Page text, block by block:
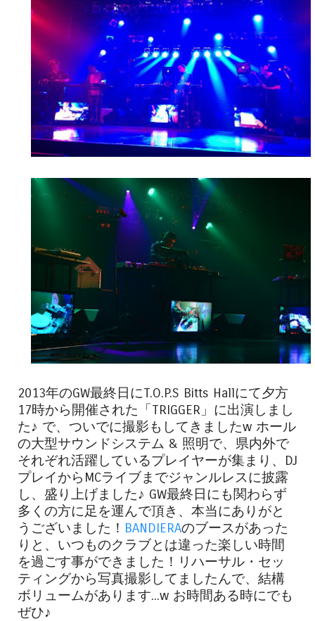
2013年のGW最終日にT.O.P.S Bitts Hallにて夕方
17時から開催された「TRIGGER」に出演しまし
た♪ で、ついでに撮影もしてきましたw ホール
の大型サウンドシステム & 照明で、県内外で
それぞれ活躍しているプレイヤーが集まり、DJ
プレイからMCライブまでジャンルレスに披露
し、盛り上げました♪ GW最終日にも関わらず
多くの方に足を運んで頂き、本当にありがと
うございました！ BANDIERAのブースがあった
りと、いつものクラブとは違った楽しい時間
を過ごす事ができました！リハーサル・セッ
ティングから写真撮影してましたんで、結構
ボリュームがあります...w お時間ある時にでも
ぜひ♪